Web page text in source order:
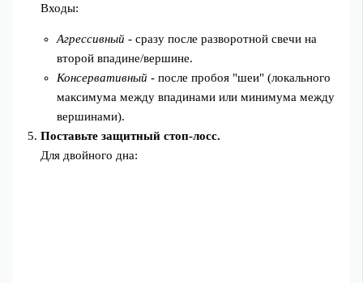
Входы:
Агрессивный - сразу после разворотной свечи на
второй впадине/вершине.
Консервативный - после пробоя "шеи" (локального
максимума между впадинами или минимума между
вершинами).
Поставьте защитный стоп‑лосс.
Для двойного дна: